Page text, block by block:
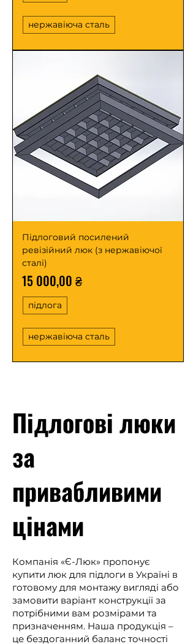
нержавіюча сталь
Підлоговий посилений
ревізійний люк (з нержавіючої
сталі)
Ціна
15 000,00 ₴
підлога
нержавіюча сталь
Підлогові люки
за
привабливими
цінами
Компанія «Є-Люк» пропонує
купити люк для підлоги в Україні в
готовому для монтажу вигляді або
замовити варіант конструкції за
потрібними вам розмірами та
призначенням. Наша продукція –
це бездоганний баланс точності